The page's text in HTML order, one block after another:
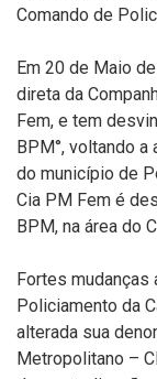
Comando de
Em 20 de Maio
direta da
Fem, e tem
BPM°, voltando a
do município de
Cia PM Fem é
BPM, na área do
Fortes mudanças
Policiamento da
alterada sua
Metropolitano –